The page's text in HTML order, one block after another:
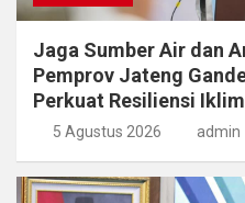
Jaga Sumber Air dan
Pemprov Jateng
Perkuat Resiliensi Iklim
5 Agustus 2026 admin